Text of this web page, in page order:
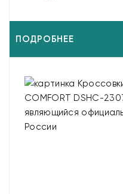
ПОДРОБНЕЕ